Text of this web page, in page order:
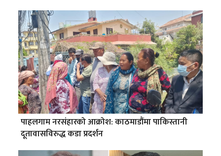
पाहलगाम नरसंहारको आक्रोश: काठमाडौंमा पाकिस्तानी
दूतावासविरुद्ध कडा प्रदर्शन